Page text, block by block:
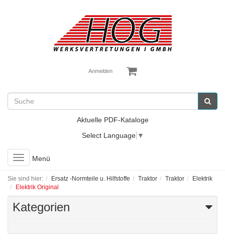
Anmelden
Aktuelle PDF-Kataloge
Select Language ▼
Toggle
navigation
Menü
Sie sind hier: Ersatz -Normteile u. Hilfstoffe Traktor Traktor
Elektrik
Elektrik Original
Kategorien